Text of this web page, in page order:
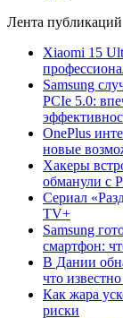
Лента публикаций
Xiaomi 15
Samsung
PCIe 5.0:
OnePlus
новые
Хакеры
обманули с
Сериал
TV+
Samsung
смартфон:
В Дании
что
Как жара
риски